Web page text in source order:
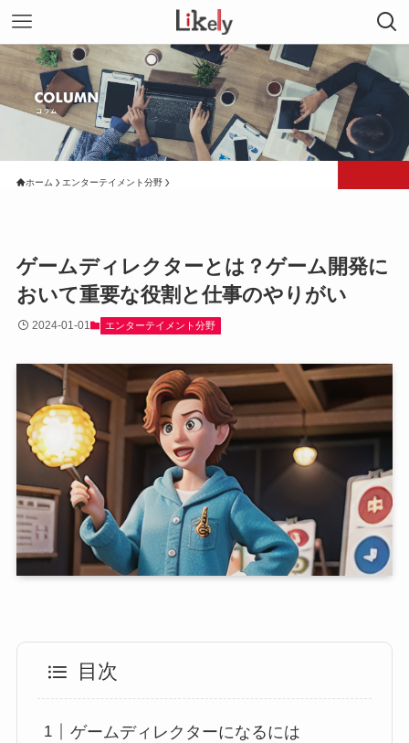
ホーム エンターテイメント分野
ゲームディレクターとは？ゲーム開発に
おいて重要な役割と仕事のやりがい
2024-01-01 エンターテイメント分野
目次
ゲームディレクターになるには